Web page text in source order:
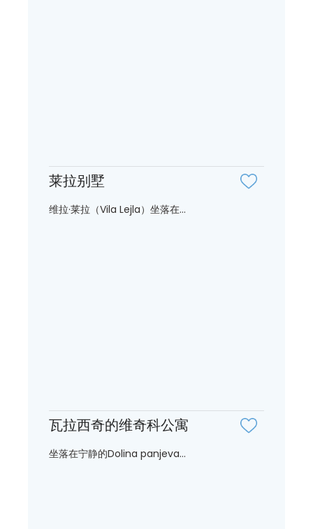
莱拉别墅
维拉·莱拉（Vila Lejla）坐落在...
瓦拉西奇的维奇科公寓
坐落在宁静的Dolina panjeva...